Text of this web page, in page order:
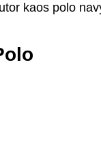
kaos polo